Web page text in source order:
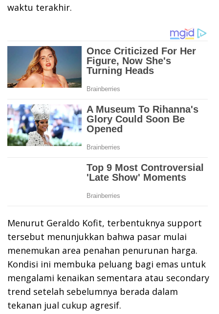
waktu terakhir.
Menurut Geraldo Kofit, terbentuknya support
tersebut menunjukkan bahwa pasar mulai
menemukan area penahan penurunan harga.
Kondisi ini membuka peluang bagi emas untuk
mengalami kenaikan sementara atau secondary
trend setelah sebelumnya berada dalam
tekanan jual cukup agresif.